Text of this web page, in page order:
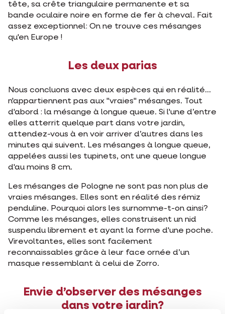
tête, sa crête triangulaire permanente et sa
bande oculaire noire en forme de fer à cheval. Fait
assez exceptionnel: On ne trouve ces mésanges
qu'en Europe !
Les deux parias
Nous concluons avec deux espèces qui en réalité...
n'appartiennent pas aux "vraies" mésanges. Tout
d'abord : la mésange à longue queue. Si l'une d’entre
elles atterrit quelque part dans votre jardin,
attendez-vous à en voir arriver d’autres dans les
minutes qui suivent. Les mésanges à longue queue,
appelées aussi les tupinets, ont une queue longue
d'au moins 8 cm.
Les mésanges de Pologne ne sont pas non plus de
vraies mésanges. Elles sont en réalité des rémiz
penduline. Pourquoi alors les surnomme-t-on ainsi?
Comme les mésanges, elles construisent un nid
suspendu librement et ayant la forme d'une poche.
Virevoltantes, elles sont facilement
reconnaissables grâce à leur face ornée d’un
masque ressemblant à celui de Zorro.
Envie d’observer des mésanges
dans votre jardin?